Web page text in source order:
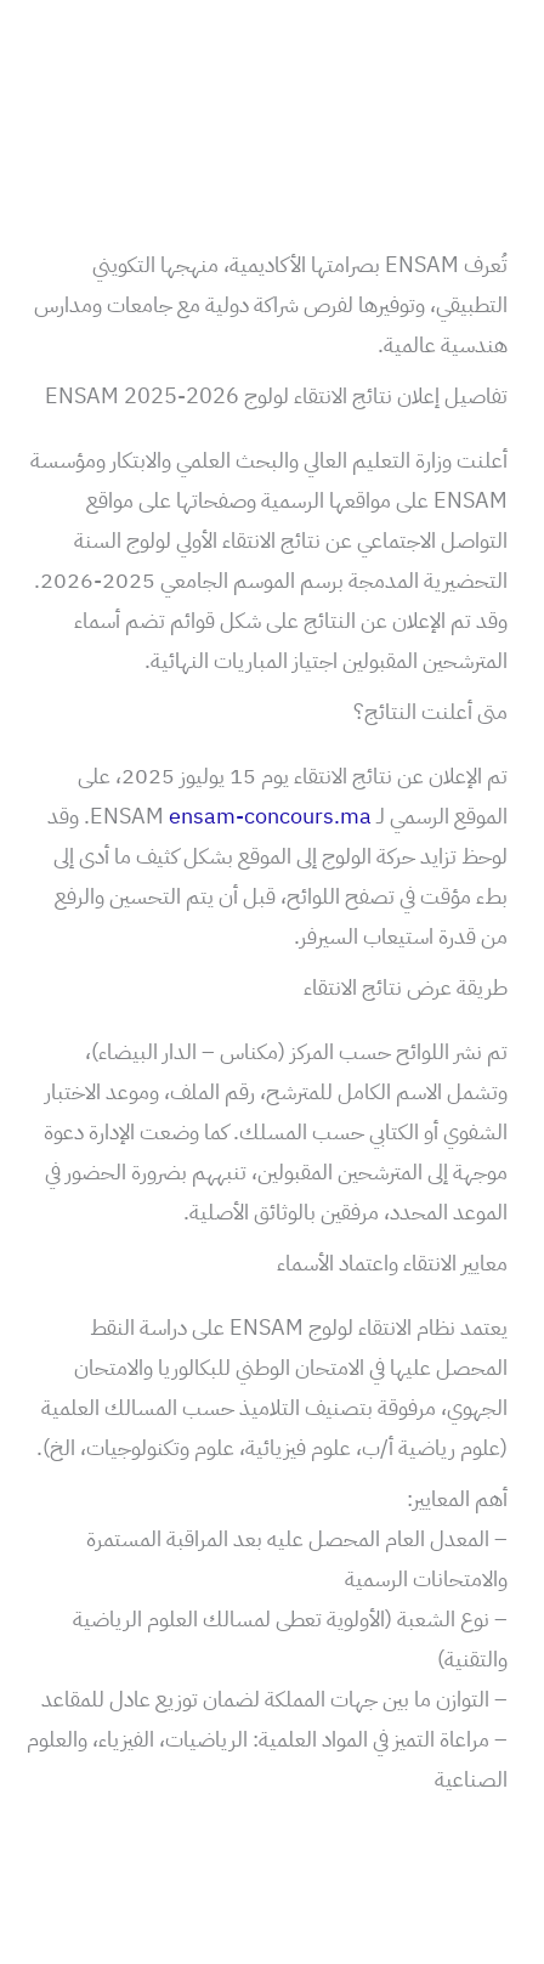
تُعرف ENSAM بصرامتها الأكاديمية، منهجها التكويني
التطبيقي، وتوفيرها لفرص شراكة دولية مع جامعات ومدارس
هندسية عالمية.
تفاصيل إعلان نتائج الانتقاء لولوج ENSAM 2025-2026
أعلنت وزارة التعليم العالي والبحث العلمي والابتكار ومؤسسة
ENSAM على مواقعها الرسمية وصفحاتها على مواقع
التواصل الاجتماعي عن نتائج الانتقاء الأولي لولوج السنة
التحضيرية المدمجة برسم الموسم الجامعي 2025-2026.
وقد تم الإعلان عن النتائج على شكل قوائم تضم أسماء
المترشحين المقبولين اجتياز المباريات النهائية.
متى أعلنت النتائج؟
تم الإعلان عن نتائج الانتقاء يوم 15 يوليوز 2025، على
الموقع الرسمي لـ ENSAMensam-concours.ma
. وقد
لوحظ تزايد حركة الولوج إلى الموقع بشكل كثيف ما أدى إلى
بطء مؤقت في تصفح اللوائح، قبل أن يتم التحسين والرفع
من قدرة استيعاب السيرفر.
طريقة عرض نتائج الانتقاء
تم نشر اللوائح حسب المركز (مكناس – الدار البيضاء)،
وتشمل الاسم الكامل للمترشح، رقم الملف، وموعد الاختبار
الشفوي أو الكتابي حسب المسلك. كما وضعت الإدارة دعوة
موجهة إلى المترشحين المقبولين، تنبههم بضرورة الحضور في
الموعد المحدد، مرفقين بالوثائق الأصلية.
معايير الانتقاء واعتماد الأسماء
يعتمد نظام الانتقاء لولوج ENSAM على دراسة النقط
المحصل عليها في الامتحان الوطني للبكالوريا والامتحان
الجهوي، مرفوقة بتصنيف التلاميذ حسب المسالك العلمية
(علوم رياضية أ/ب، علوم فيزيائية، علوم وتكنولوجيات، الخ).
أهم المعايير:
– المعدل العام المحصل عليه بعد المراقبة المستمرة
والامتحانات الرسمية
– نوع الشعبة (الأولوية تعطى لمسالك العلوم الرياضية
والتقنية)
– التوازن ما بين جهات المملكة لضمان توزيع عادل للمقاعد
– مراعاة التميز في المواد العلمية: الرياضيات، الفيزياء، والعلوم
الصناعية